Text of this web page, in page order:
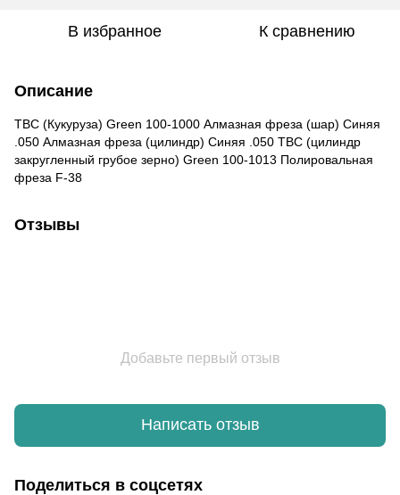
В избранное К сравнению
Описание
ТВС (Кукуруза) Green 100-1000 Алмазная фреза (шар) Синяя
.050 Алмазная фреза (цилиндр) Синяя .050 ТВС (цилиндр
закругленный грубое зерно) Green 100-1013 Полировальная
фреза F-38
Отзывы
Добавьте первый отзыв
Написать отзыв
Поделиться в соцсетях